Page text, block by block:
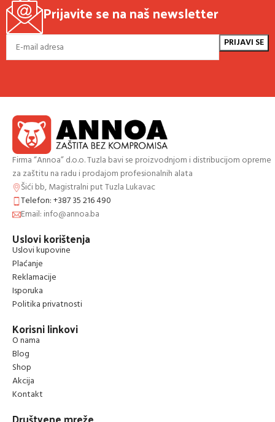
Prijavite se na naš newsletter
Firma “Annoa” d.o.o. Tuzla bavi se proizvodnjom i distribucijom opreme
za zaštitu na radu i prodajom profesionalnih alata
Šići bb, Magistralni put Tuzla Lukavac
Telefon: +387 35 216 490
Email: info@annoa.ba
Uslovi korištenja
Uslovi kupovine
Plaćanje
Reklamacije
Isporuka
Politika privatnosti
Korisni linkovi
O nama
Blog
Shop
Akcija
Kontakt